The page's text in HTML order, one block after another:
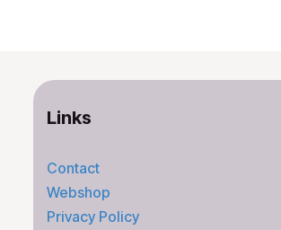
Links
Contact
Webshop
Privacy Policy